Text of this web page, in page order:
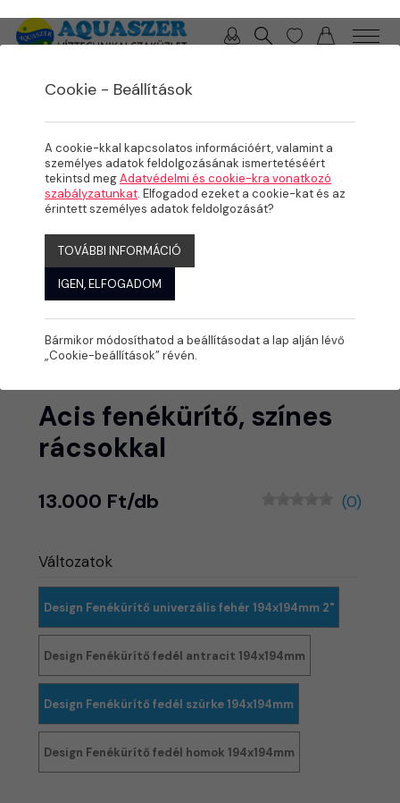
Acis fenékürítő, színes
rácsokkal
13.000 Ft/db (0)
Változatok
Design Fenékürítő univerzális fehér 194x194mm 2"
Design Fenékürítő fedél antracit 194x194mm
Design Fenékürítő fedél szürke 194x194mm
Design Fenékürítő fedél homok 194x194mm
Cookie - Beállítások
A cookie-kkal kapcsolatos információért, valamint a
személyes adatok feldolgozásának ismertetéséért
tekintsd megAdatvédelmi és cookie-kra vonatkozó
szabályzatunkat. Elfogadod ezeket a cookie-kat és az
érintett személyes adatok feldolgozását?
TOVÁBBI INFORMÁCIÓ
IGEN, ELFOGADOM
Bármikor módosíthatod a beállításodat a lap alján lévő
„Cookie-beállítások” révén.